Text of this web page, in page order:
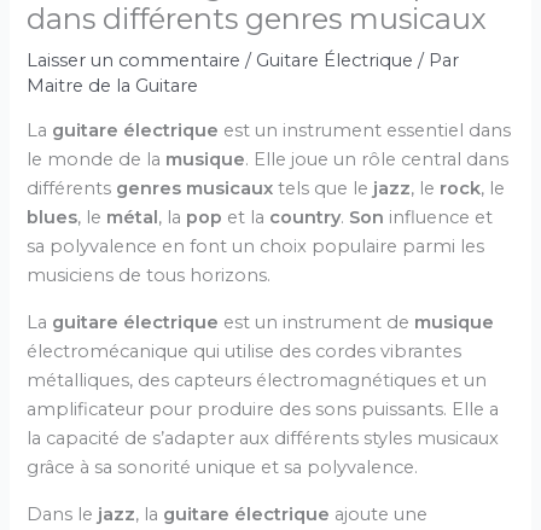
dans différents genres musicaux
Laisser un commentaire / Guitare Électrique / Par
Maitre de la Guitare
La guitare électrique est un instrument essentiel dans
le monde de la musique. Elle joue un rôle central dans
différents genres musicaux tels que le jazz, le rock, le
blues, le métal , la pop et la country. Son influence et
sa polyvalence en font un choix populaire parmi les
musiciens de tous horizons.
La guitare électrique est un instrument de musique
électromécanique qui utilise des cordes vibrantes
métalliques, des capteurs électromagnétiques et un
amplificateur pour produire des sons puissants. Elle a
la capacité de s’adapter aux différents styles musicaux
grâce à sa sonorité unique et sa polyvalence.
Dans le jazz, la guitare électrique ajoute une